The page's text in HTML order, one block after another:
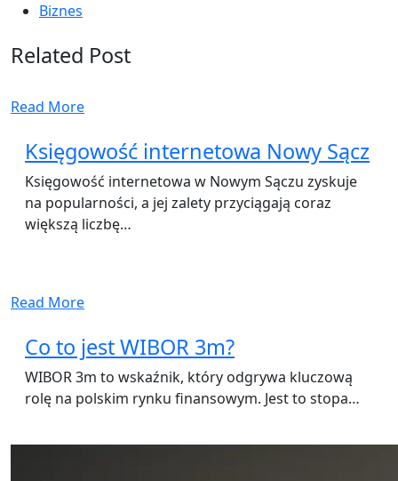
Biznes
Related Post
Read More
Księgowość internetowa Nowy Sącz
Księgowość internetowa w Nowym Sączu zyskuje
na popularności, a jej zalety przyciągają coraz
większą liczbę…
Read More
Co to jest WIBOR 3m?
WIBOR 3m to wskaźnik, który odgrywa kluczową
rolę na polskim rynku finansowym. Jest to stopa…